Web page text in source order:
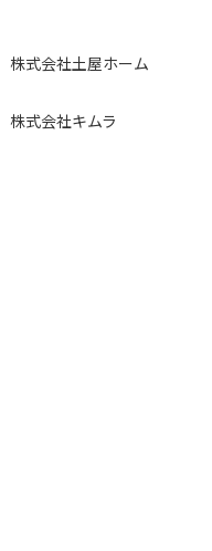
株式会社土屋ホーム
株式会社キムラ